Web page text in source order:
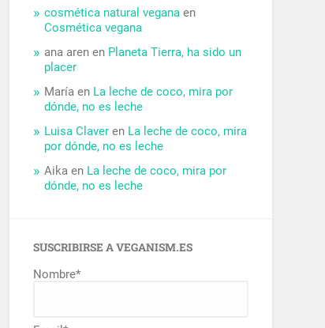
cosmética natural vegana en
Cosmética vegana
ana aren en Planeta Tierra, ha sido un
placer
María en La leche de coco, mira por
dónde, no es leche
Luisa Claver en La leche de coco, mira
por dónde, no es leche
Aika en La leche de coco, mira por
dónde, no es leche
SUSCRIBIRSE A VEGANISM.ES
Nombre*